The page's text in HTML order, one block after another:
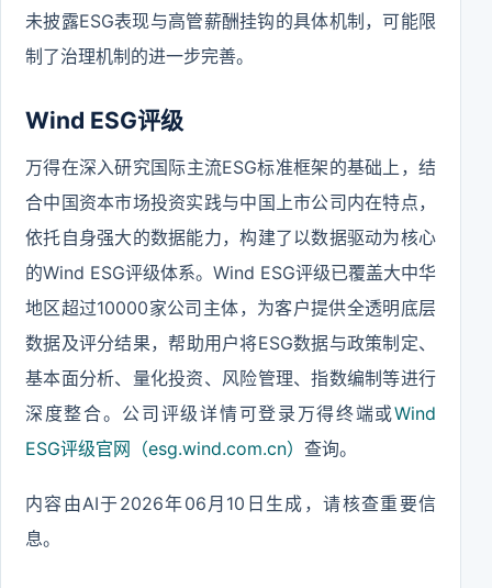
未披露ESG表现与高管薪酬挂钩的具体机制，可能限
制了治理机制的进一步完善。
Wind ESG评级
万得在深入研究国际主流ESG标准框架的基础上，结
合中国资本市场投资实践与中国上市公司内在特点，
依托自身强大的数据能力，构建了以数据驱动为核心
的Wind ESG评级体系。Wind ESG评级已覆盖大中华
地区超过10000家公司主体，为客户提供全透明底层
数据及评分结果，帮助用户将ESG数据与政策制定、
基本面分析、量化投资、风险管理、指数编制等进行
深度整合。公司评级详情可登录万得终端或Wind
ESG评级官网（esg.wind.com.cn） 查询。
内容由AI于2026年06月10日生成，请核查重要信
息。